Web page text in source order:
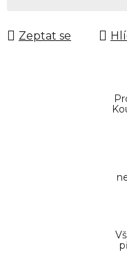
Zeptat se